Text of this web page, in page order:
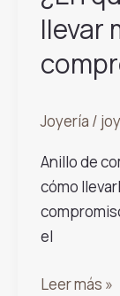
marcan
2026
llevar
Joyería /
Anillo de
cómo
el
¿En
Leer más »